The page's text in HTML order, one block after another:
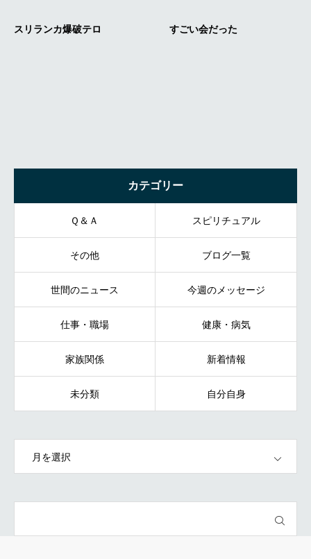
カテゴリー
Ｑ＆Ａ スピリチュアル
その他 ブログ一覧
世間のニュース 今週のメッセージ
仕事・職場 健康・病気
家族関係 新着情報
未分類 自分自身